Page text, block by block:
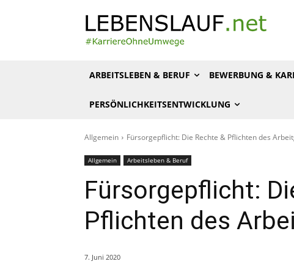
ARBEITSLEBEN & BERUF BEWERBUNG &
PERSÖNLICHKEITSENTWICKLUNG
Allgemein Fürsorgepflicht: Die Rechte & Pflichten des
Allgemein Arbeitsleben & Beruf
Fürsorgepflicht:
Pflichten des
7. Juni 2020